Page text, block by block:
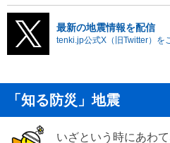
最新の地震情報を配信
tenki.jp公式X（旧Twitter）を
「知る防災」地震
いざという時にあわ